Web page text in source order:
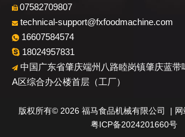
 07582709807
 technical-support@fxfoodmachine.com
 16607584574
 18024957831
 中国广东省肇庆端州八路睦岗镇肇庆蓝带
A区综合办公楼首层（工厂）
​版权所有© 2026 福马食品机械有限公司 | 网
粤ICP备2024201660号